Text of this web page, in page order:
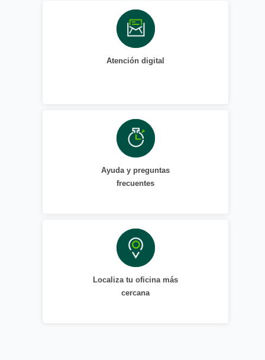
Atención digital
Ayuda y preguntas
frecuentes
Localiza tu oficina más
cercana